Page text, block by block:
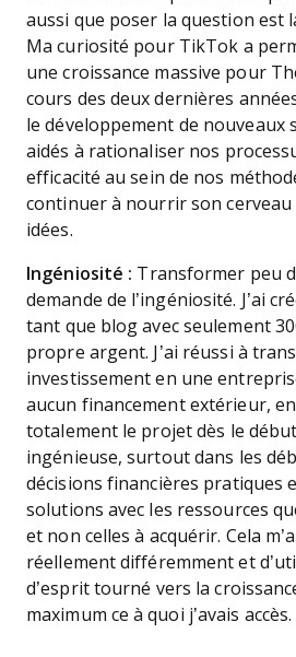
aussi que poser la question est
Ma curiosité pour TikTok a
une croissance massive pour
cours des deux dernières
le développement de nouveaux
aidés à rationaliser nos
efficacité au sein de nos
continuer à nourrir son cerveau
idées.
Ingéniosité : Transformer peu
demande de l’ingéniosité. J’ai
tant que blog avec seulement
propre argent. J’ai réussi à
investissement en une
aucun financement extérieur,
totalement le projet dès le
ingénieuse, surtout dans les
décisions financières pratiques
solutions avec les ressources
et non celles à acquérir. Cela
réellement différemment et
d’esprit tourné vers la
maximum ce à quoi j’avais accès.